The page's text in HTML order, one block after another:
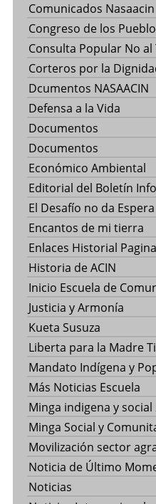
Comunicados Nasaacin
Congreso de los
Consulta Popular No al
Corteros por la
Dcumentos NASAACIN
Defensa a la Vida
Documentos
Documentos
Económico Ambiental
Editorial del Boletín
El Desafío no da Espera
Encantos de mi tierra
Enlaces Historial Pagina
Historia de ACIN
Inicio Escuela de
Justicia y Armonía
Kueta Susuza
Liberta para la Madre
Mandato Indígena y
Más Noticias Escuela
Minga indigena y social
Minga Social y
Movilización sector
Noticia de Último
Noticias